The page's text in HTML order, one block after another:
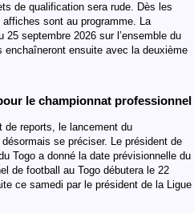
de qualification sera rude. Dès les
sont au programme. La
25 septembre 2026 sur l’ensemble du
ensuite avec la deuxième
le championnat professionnel
de reports, le lancement du
se préciser. Le président de
Togo a donné la date prévisionnelle du
de football au Togo débutera le 22
ce samedi par le président de la Ligue